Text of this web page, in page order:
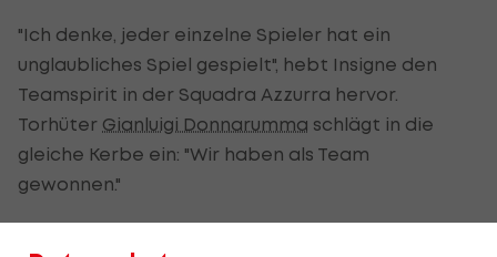
"Ich denke, jeder einzelne Spieler hat ein
unglaubliches Spiel gespielt", hebt Insigne den
Teamspirit in der Squadra Azzurra hervor.
Torhüter Gianluigi Donnarumma schlägt in die
gleiche Kerbe ein: "Wir haben als Team
gewonnen."